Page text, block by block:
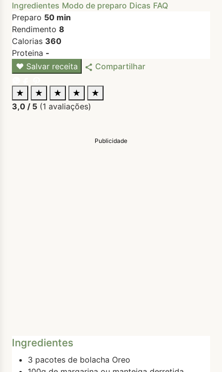
Ingredientes Modo de preparo Dicas FAQ
Preparo 50 min
Rendimento 8
Calorias 360
Proteina -
♥ Salvar receita Compartilhar
★ ★ ★ ★
★
3,0 / 5 (1 avaliações)
Publicidade
Ingredientes
3 pacotes de bolacha Oreo